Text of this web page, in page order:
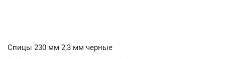
Спицы 230 мм 2,3 мм черные